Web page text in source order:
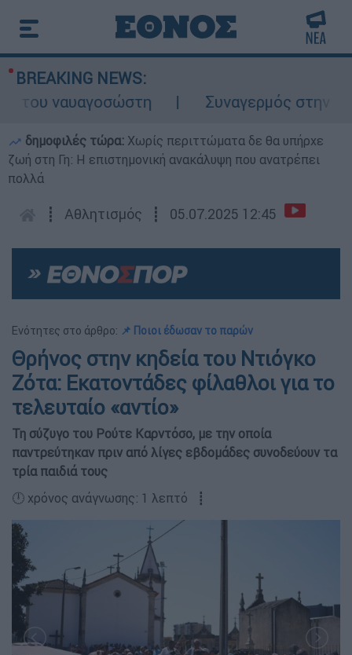
BREAKING NEWS:
ναυαγοσώστη
Συναγερμός στην
δημοφιλές τώρα: Χωρίς περιττώματα δε θα υπήρχε
ζωή στη Γη: Η επιστημονική ανακάλυψη που ανατρέπει
πολλά
┋ Αθλητισμός ┋ 05.07.2025 12:45
Ενότητες στο άρθρο: 📌 Ποιοι έδωσαν το παρών
Θρήνος στην κηδεία του Ντιόγκο
Ζότα: Εκατοντάδες φίλαθλοι για το
τελευταίο «αντίο»
Τη σύζυγο του Ρούτε Καρντόσο, με την οποία
παντρεύτηκαν πριν από λίγες εβδομάδες συνοδεύουν τα
τρία παιδιά τους
🕛 χρόνος ανάγνωσης: 1 λεπτό ┋